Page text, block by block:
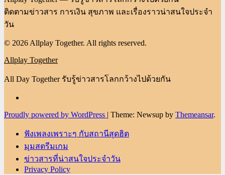
ติดตามข่าวสาร การเงิน สุขภาพ และเรื่องราวน่าสนใจประจำ
วัน
© 2026 Allplay Together. All rights reserved.
Allplay Together
All Day Together รับรู้ข่าวสารโลกกว้างไปด้วยกัน
Proudly powered by WordPress | Theme: Newsup by Themeansar.
ฟังเพลงเพราะๆ กับสถานีสุดฮิต
มุมสตรีมเกม
ข่าวสารที่น่าสนใจประจำวัน
Privacy Policy